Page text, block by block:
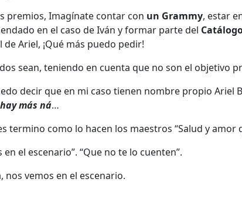
premios, Imagínate contar con un Grammy, estar
en el caso de Iván y formar parte del
Ariel, ¡Qué más puedo pedir!
sean, teniendo en cuenta que no son el objetivo
decir que en mi caso tienen nombre propio Ariel
más ná…
termino como lo hacen los maestros “Salud y amor
en el escenario”. “Que no te lo cuenten”.
nos vemos en el escenario.